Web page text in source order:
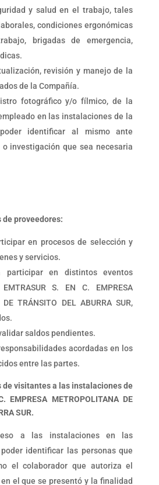
y salud en el trabajo, tales
condiciones ergonómicas
brigadas de emergencia,
revisión y manejo de la
de la Compañía.
fotográfico y/o fílmico, de la
en las instalaciones de la
identificar al mismo ante
investigación que sea necesaria
de proveedores:
en procesos de selección y
y servicios.
participar en distintos eventos
S. EN C. EMPRESA
DE TRÁNSITO DEL ABURRA SUR,
saldos pendientes.
acordadas en los
entre las partes.
de visitantes a las instalaciones de
EMPRESA METROPOLITANA DE
SUR.
a las instalaciones en las
identificar las personas que
el colaborador que autoriza el
el que se presentó y la finalidad